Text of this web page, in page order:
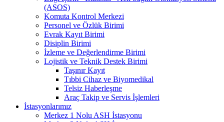
(ASOS)
Komuta Kontrol Merkezi
Personel ve Özlük Birimi
Evrak Kayıt Birimi
Disiplin Birimi
İzleme ve Değerlendirme Birimi
Lojistik ve Teknik Destek Birimi
Taşınır Kayıt
Tıbbi Cihaz ve Biyomedikal
Telsiz Haberleşme
Araç Takip ve Servis İşlemleri
İstasyonlarımız
Merkez 1 Nolu ASH İstasyonu